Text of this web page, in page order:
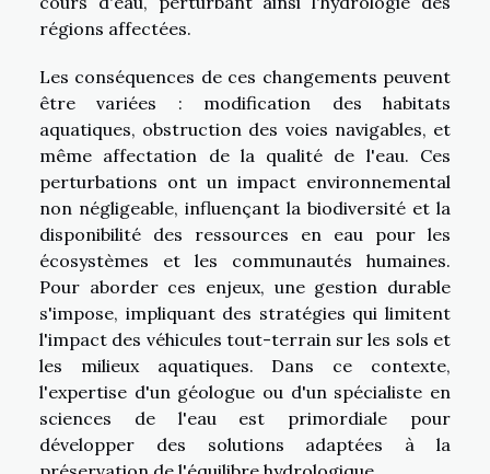
régions affectées.
Les conséquences de ces changements peuvent
être variées : modification des habitats
aquatiques, obstruction des voies navigables, et
même affectation de la qualité de l'eau. Ces
perturbations ont un impact environnemental
non négligeable, influençant la biodiversité et la
disponibilité des ressources en eau pour les
écosystèmes et les communautés humaines.
Pour aborder ces enjeux, une gestion durable
s'impose, impliquant des stratégies qui limitent
l'impact des véhicules tout-terrain sur les sols et
les milieux aquatiques. Dans ce contexte,
l'expertise d'un géologue ou d'un spécialiste en
sciences de l'eau est primordiale pour
développer des solutions adaptées à la